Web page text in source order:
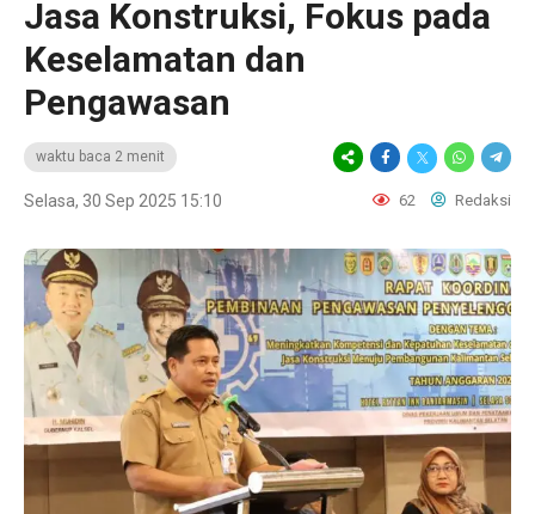
Jasa Konstruksi, Fokus pada
Keselamatan dan
Pengawasan
waktu baca 2 menit
Selasa, 30 Sep 2025 15:10 62 Redaksi